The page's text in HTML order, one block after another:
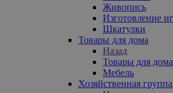
Живопись
Изготовление
Шкатулки
Товары для дома
Назад
Товары для дома
Мебель
Хозяйственная группа